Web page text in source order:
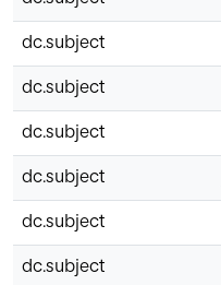
dc.subject
dc.subject
dc.subject
dc.subject
dc.subject
dc.subject